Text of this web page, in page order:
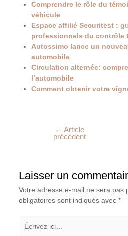
Comprendre le rôle du
véhicule
Espace affilié Securitest :
professionnels du contrôle
Autossimo lance un
automobile
Circulation alternée:
l’automobile
Comment obtenir votre
← Article
précédent
Laisser un
Votre adresse e-mail ne sera pas
obligatoires sont indiqués avec *
Écrivez
ici…